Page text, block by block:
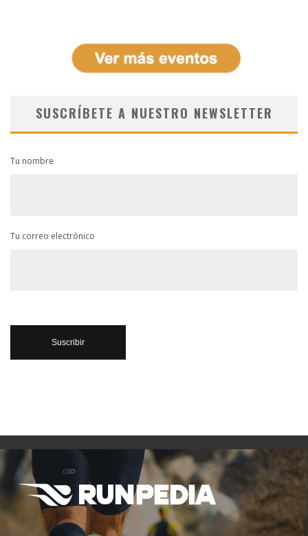
SUSCRÍBETE A NUESTRO NEWSLETTER
Tu nombre
Tu correo electrónico